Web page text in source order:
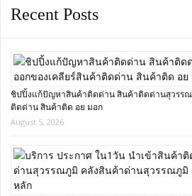
Recent Posts
ชิปปิ้งแก้ปัญหาสินค้าติดด่าน สินค้าติดด่านสุวรร
ติดด่าน สินค้าติด อย มอก
August 5, 2026